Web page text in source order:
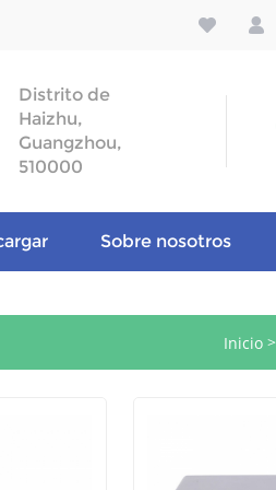
Distrito de
Haizhu,
Guangzhou,
510000
Sobre nosotros
Inicio>